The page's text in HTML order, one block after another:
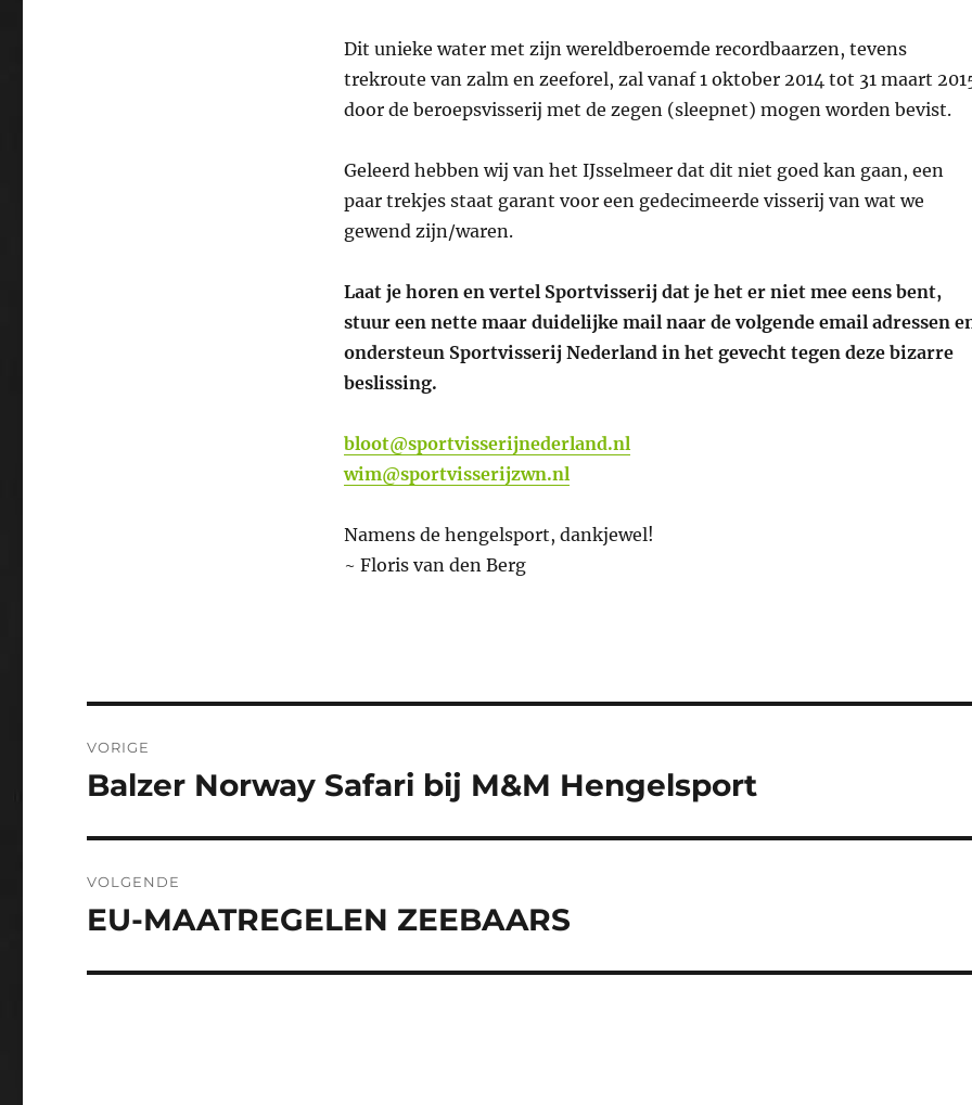
Dit unieke water met zijn wereldberoemde recordbaarzen, tevens
trekroute van zalm en zeeforel, zal vanaf 1 oktober 2014 tot 31 maart
door de beroepsvisserij met de zegen (sleepnet) mogen worden bevist.
Geleerd hebben wij van het IJsselmeer dat dit niet goed kan gaan, een
paar trekjes staat garant voor een gedecimeerde visserij van wat we
gewend zijn/waren.
Laat je horen en vertel Sportvisserij dat je het er niet mee eens bent,
stuur een nette maar duidelijke mail naar de volgende email adressen
ondersteun Sportvisserij Nederland in het gevecht tegen deze bizarre
beslissing.
bloot@sportvisserijnederland.nl
wim@sportvisserijzwn.nl
Namens de hengelsport, dankjewel!
~ Floris van den Berg
navigatie
VORIGE
Vorig
Balzer Norway Safari bij M&M Hengelsport
VOLGENDE
Volgend
EU-MAATREGELEN ZEEBAARS